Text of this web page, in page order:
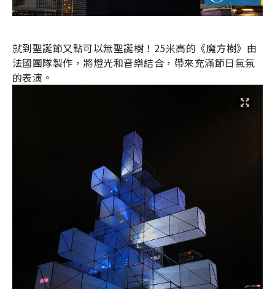
就到聖誕節又點可以無聖誕樹！25米高的《魔方樹》由
法國團隊製作，將燈光和音樂結合，帶來充滿節日氣氛
的表演。